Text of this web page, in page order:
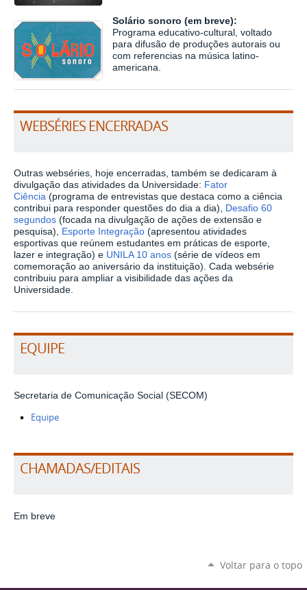
Solário sonoro (em breve):
Programa educativo-cultural, voltado
para difusão de produções autorais ou
com referencias na música latino-
americana.
WEBSÉRIES ENCERRADAS
Outras webséries, hoje encerradas, também se dedicaram à
divulgação das atividades da Universidade: Fator
Ciência (programa de entrevistas que destaca como a ciência
contribui para responder questões do dia a dia), Desafio 60
segundos (focada na divulgação de ações de extensão e
pesquisa), Esporte Integração (apresentou atividades
esportivas que reúnem estudantes em práticas de esporte,
lazer e integração) e UNILA 10 anos (série de vídeos em
comemoração ao aniversário da instituição). Cada websérie
contribuiu para ampliar a visibilidade das ações da
Universidade.
EQUIPE
Secretaria de Comunicação Social (SECOM)
Equipe
CHAMADAS/EDITAIS
Em breve
Voltar para o topo